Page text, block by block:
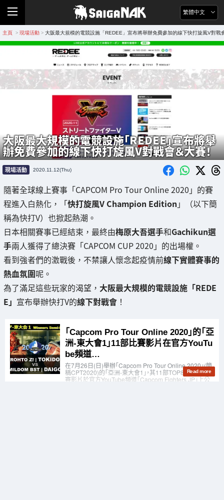
繁體中文
主頁 > 現場活動 > 大阪最大規模的電競設施「REDEE」宣布將舉辦免費參加的線下快打旋風V對戰
大阪最大規模的電競設施「REDEE」宣布將舉
辦免費參加的線下快打旋風V對戰會＆大賽！
現場活動 2020.11.12(Thu)
隨著全球線上賽事「CAPCOM Pro Tour Online 2020」的賽
程進入白熱化，「快打旋風V Champion Edition 」（以下簡
稱為快打V）也掀起熱潮。
日本相關賽事已經結束，最終由梅原大吾選手和Gachikun選
手兩人獲得了總決賽「CAPCOM CUP 2020」的出場權。
看到強者們的激戰後，不禁讓人懷念起疫情前線下實體賽事的
熱血氛圍呢。
為了滿足這些玩家的渴望， 大阪最大規模的電競設施「REDE
E」 宣布舉辦快打V的線下對戰會 ！